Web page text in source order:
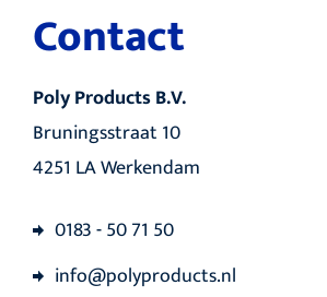
Contact
Poly Products B.V.
Bruningsstraat 10
4251 LA Werkendam
0183 - 50 71 50
info@polyproducts.nl